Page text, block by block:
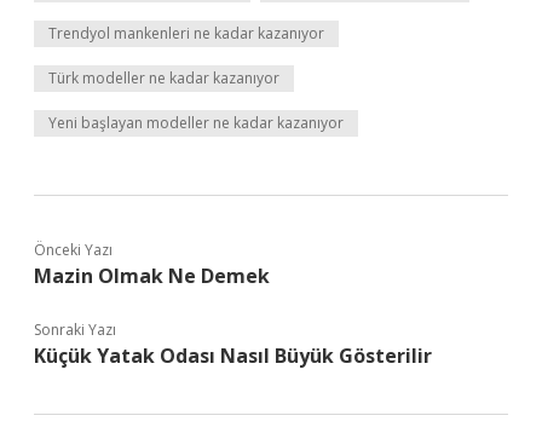
Trendyol mankenleri ne kadar kazanıyor
Türk modeller ne kadar kazanıyor
Yeni başlayan modeller ne kadar kazanıyor
Önceki Yazı
Mazin Olmak Ne Demek
Sonraki Yazı
Küçük Yatak Odası Nasıl Büyük Gösterilir